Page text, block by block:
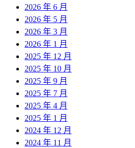
2026 年 6 月
2026 年 5 月
2026 年 3 月
2026 年 1 月
2025 年 12 月
2025 年 10 月
2025 年 9 月
2025 年 7 月
2025 年 4 月
2025 年 1 月
2024 年 12 月
2024 年 11 月